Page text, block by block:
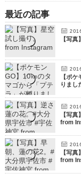
最近の記事
【写
【ポ
りまし
【写
from
【写
from